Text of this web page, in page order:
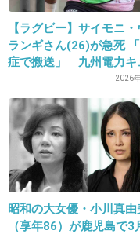
16. 匿名2012/12/13(木) 22:15:50
hideを好きになっ
になった今でも彼
あの頃の音楽界好
っぱり良いですね
も大好きな人です
【ラグビー】サイモニ・
ランギさん(26)が急死
症で搬送」 九州電力キ
デンヴォルテクスで練習
2026
昭和の大女優・小川真由
（享年86）が鹿児島で3